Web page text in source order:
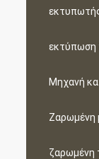
εκτύπωση
Μηχανή
Ζαρωμένη
ζαρωμένη